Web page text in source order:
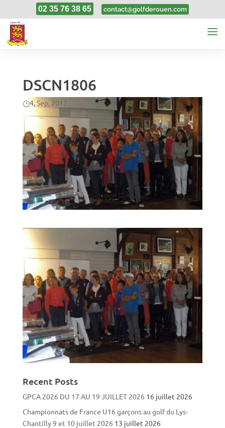
02 35 76 38 65 contact@golfderouen.com
DSCN1806
4, Sep, 2017
Recent Posts
GPCA 2026 DU 17 AU 19 JUILLET 2026 16 juillet 2026
Championnats de France U16 garçons au golf du Lys-
Chantilly 9 et 10 juillet 2026 13 juillet 2026